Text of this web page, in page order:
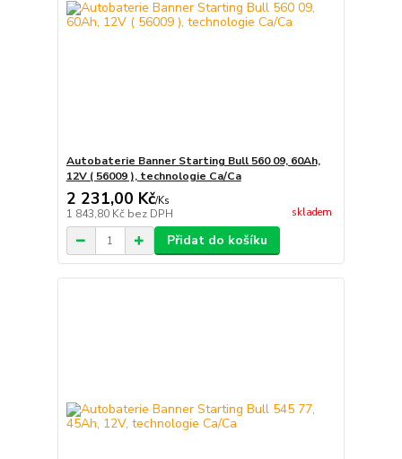
Autobaterie Banner Starting Bull 560 09, 60Ah,
12V ( 56009 ), technologie Ca/Ca
2 231,00 Kč/Ks
1 843,80 Kč bez DPH skladem
Přidat do košíku